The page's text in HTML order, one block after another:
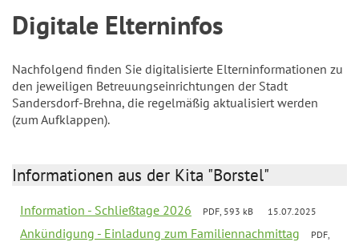
Digitale Elterninfos
Nachfolgend finden Sie digitalisierte Elterninformationen zu
den jeweiligen Betreuungseinrichtungen der Stadt
Sandersdorf-Brehna, die regelmäßig aktualisiert werden
(zum Aufklappen).
Informationen aus der Kita "Borstel"
Information - Schließtage 2026 PDF, 593 kB 15.07.2025
Ankündigung - Einladung zum Familiennachmittag
PDF,